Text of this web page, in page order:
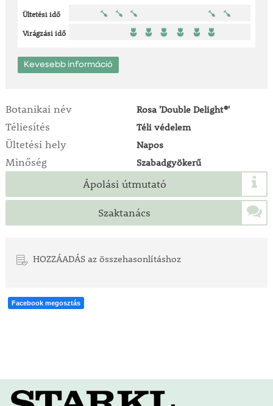
Ültetési idő
Virágzási idő
Kevesebb információ
Botanikai név Rosa 'Double Delight®'
Téliesítés Téli védelem
Ültetési hely Napos
Minőség Szabadgyökerű
Ápolási útmutató
Szaktanács
HOZZÁADÁS az összehasonlításhoz
Facebook megosztás